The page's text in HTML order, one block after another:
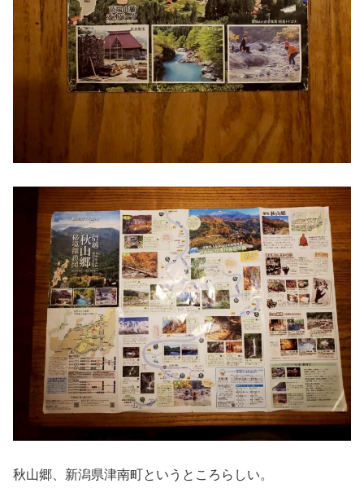
秋山郷、新潟県津南町というところらしい。